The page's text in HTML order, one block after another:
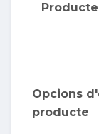
Opcions
producte